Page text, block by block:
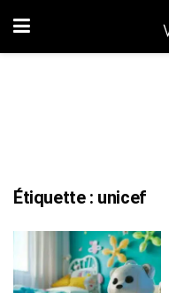
Étiquette : unicef